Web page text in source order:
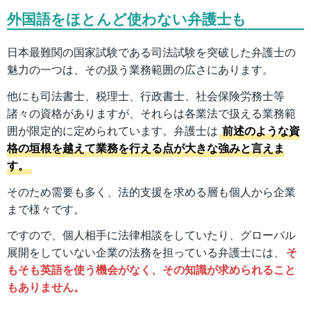
外国語をほとんど使わない弁護士も
日本最難関の国家試験である司法試験を突破した弁護士の
魅力の一つは、その扱う業務範囲の広さにあります。
他にも司法書士、税理士、行政書士、社会保険労務士等
諸々の資格がありますが、それらは各業法で扱える業務範
囲が限定的に定められています。弁護士は 前述のような資
格の垣根を越えて業務を行える点が大きな強みと言えま
す。
そのため需要も多く、法的支援を求める層も個人から企業
まで様々です。
ですので、個人相手に法律相談をしていたり、グローバル
展開をしていない企業の法務を担っている弁護士には、
そ
もそも英語を使う機会がなく、その知識が求められること
もありません。